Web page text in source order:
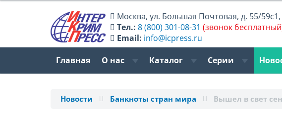
Москва,ул. Большая Почтовая, д. 55/
Тел.: 8 (800) 301-08-31 (звонок
Email: info@icpress.ru
Главная О нас Каталог Серии
Новости Банкноты стран мира Вышел в свет